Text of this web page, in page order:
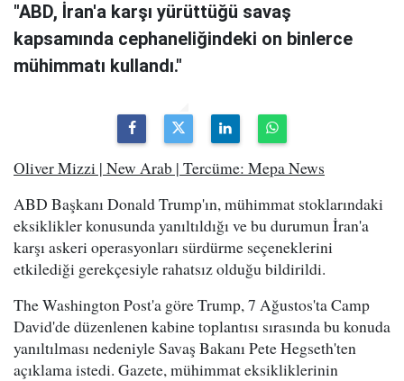
"ABD, İran'a karşı yürüttüğü savaş
kapsamında cephaneliğindeki on binlerce
mühimmatı kullandı."
Oliver Mizzi | New Arab | Tercüme: Mepa News
ABD Başkanı Donald Trump'ın, mühimmat stoklarındaki
eksiklikler konusunda yanıltıldığı ve bu durumun İran'a
karşı askeri operasyonları sürdürme seçeneklerini
etkilediği gerekçesiyle rahatsız olduğu bildirildi.
The Washington Post'a göre Trump, 7 Ağustos'ta Camp
David'de düzenlenen kabine toplantısı sırasında bu konuda
yanıltılması nedeniyle Savaş Bakanı Pete Hegseth'ten
açıklama istedi. Gazete, mühimmat eksikliklerinin